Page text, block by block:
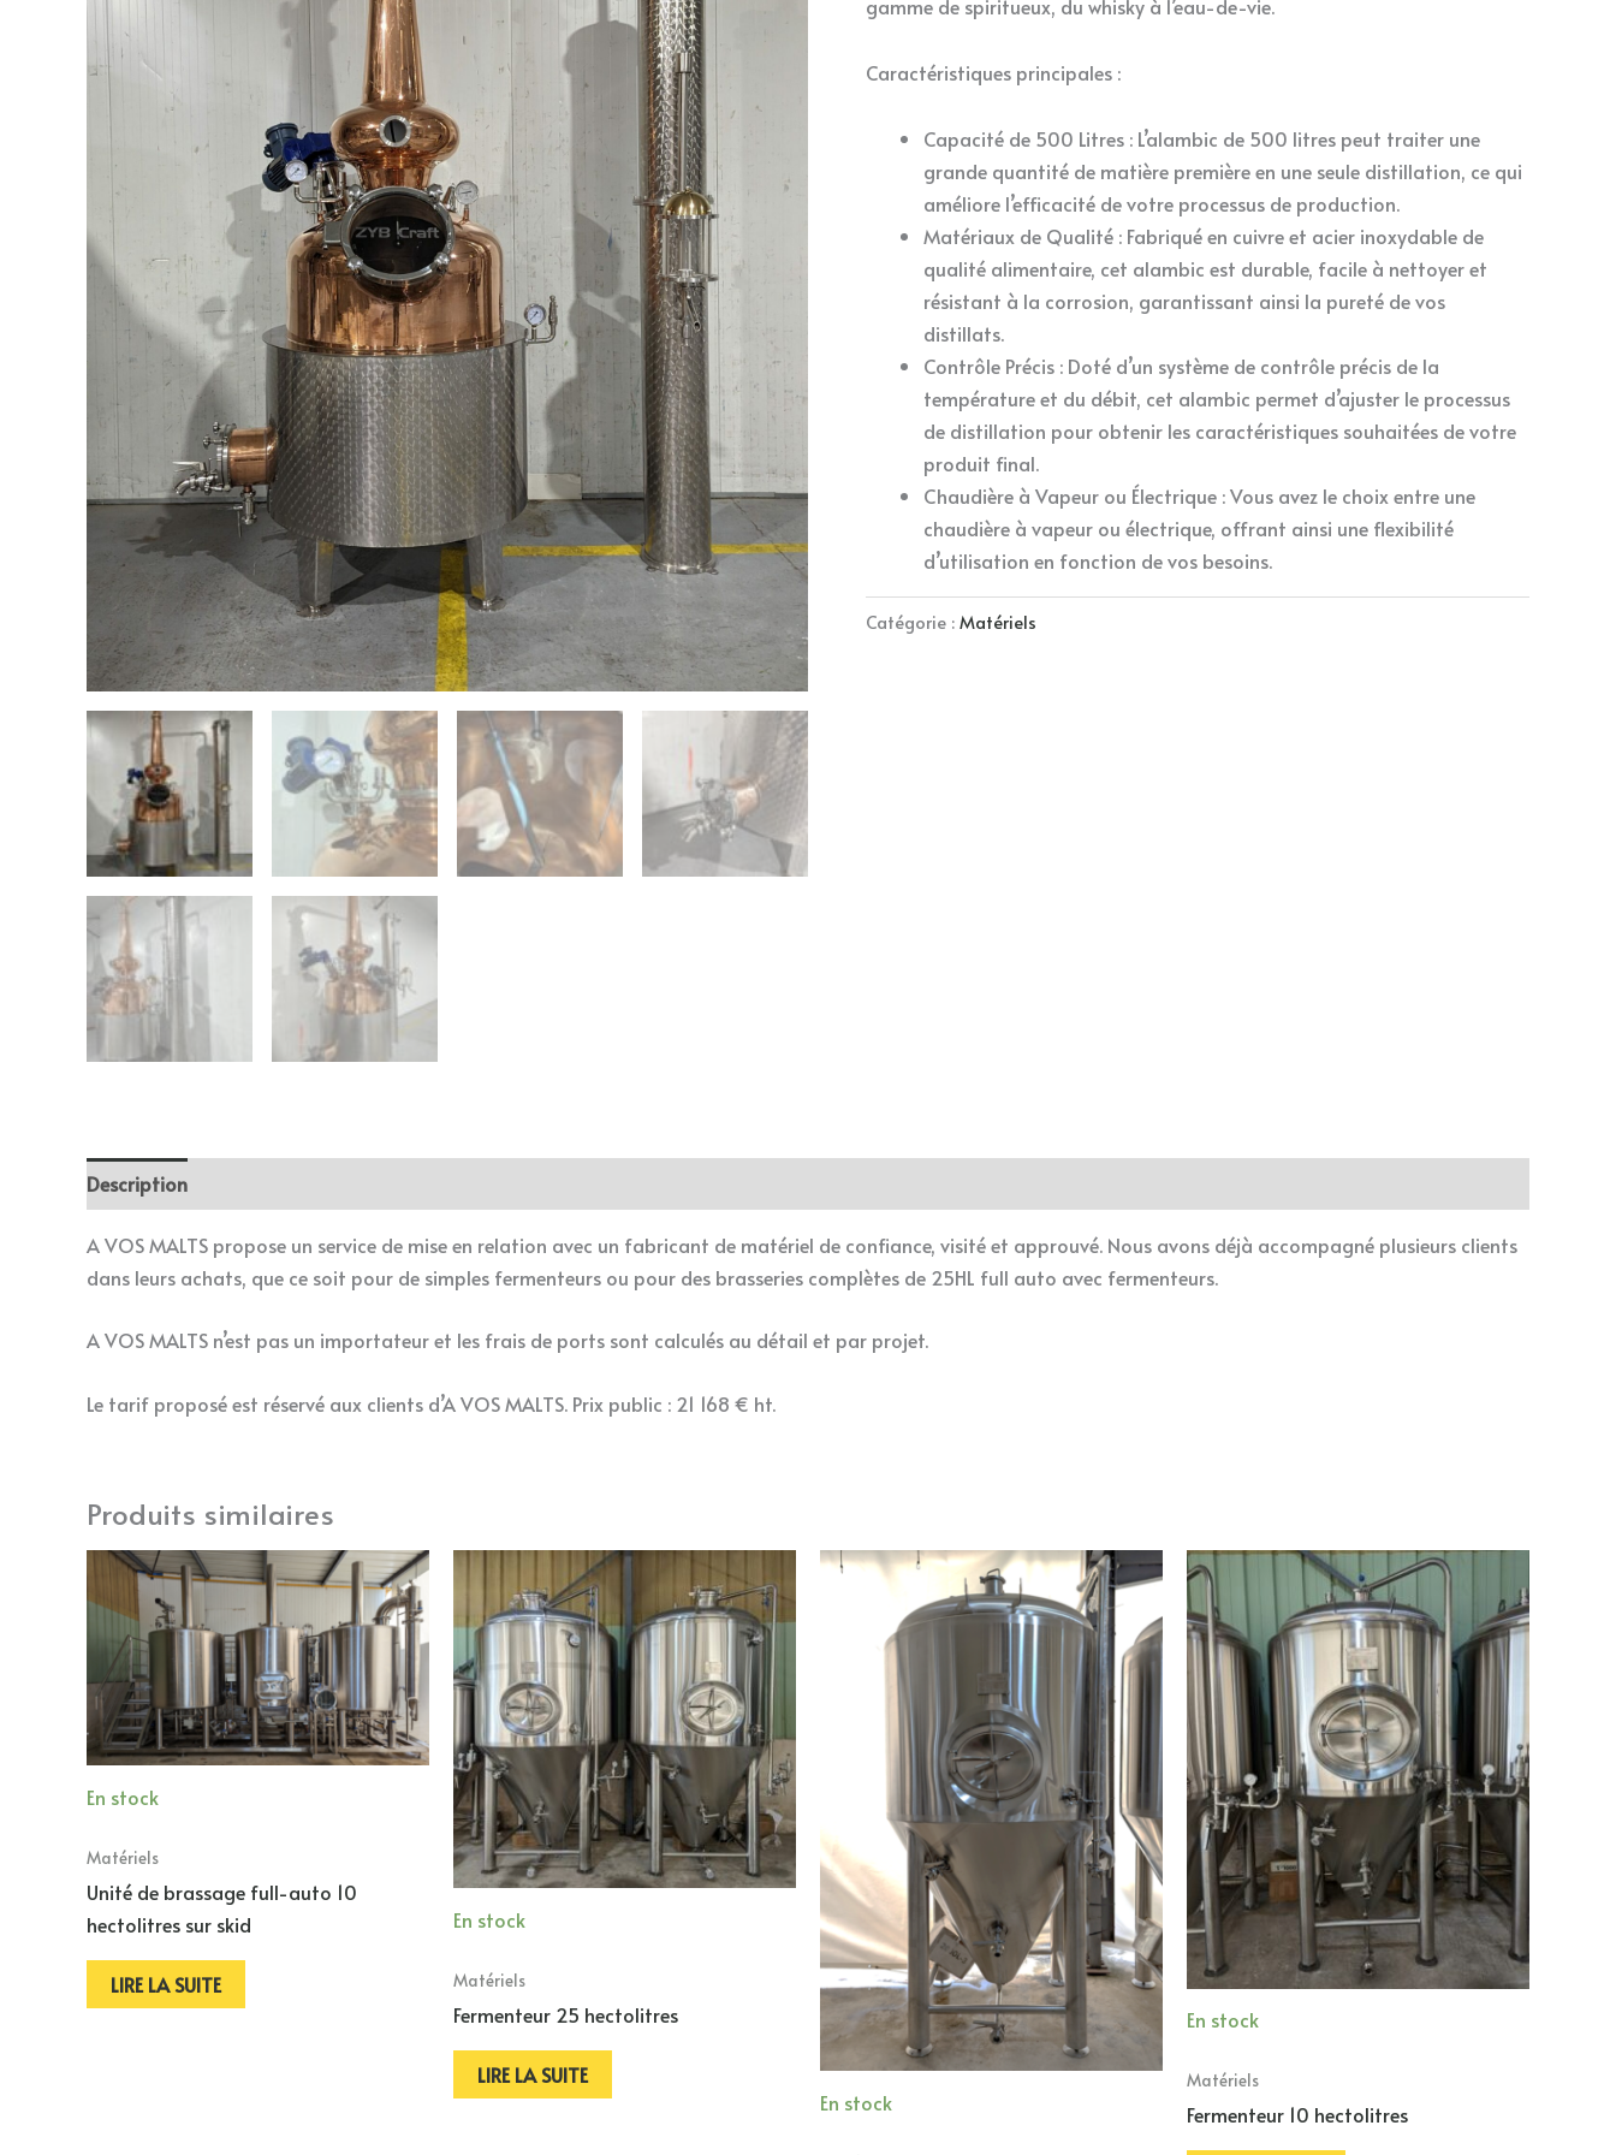
gamme de spiritueux, du whisky à l’eau-de-vie.
Caractéristiques principales :
Capacité de 500 Litres : L’alambic de 500 litres peut traiter une
grande quantité de matière première en une seule distillation, ce qui
améliore l’efficacité de votre processus de production.
Matériaux de Qualité : Fabriqué en cuivre et acier inoxydable de
qualité alimentaire, cet alambic est durable, facile à nettoyer et
résistant à la corrosion, garantissant ainsi la pureté de vos
distillats.
Contrôle Précis : Doté d’un système de contrôle précis de la
température et du débit, cet alambic permet d’ajuster le processus
de distillation pour obtenir les caractéristiques souhaitées de votre
produit final.
Chaudière à Vapeur ou Électrique : Vous avez le choix entre une
chaudière à vapeur ou électrique, offrant ainsi une flexibilité
d’utilisation en fonction de vos besoins.
Catégorie : Matériels
Description
A VOS MALTS propose un service de mise en relation avec un fabricant de matériel de confiance, visité et approuvé. Nous avons déjà accompagné plusieurs clients
dans leurs achats, que ce soit pour de simples fermenteurs ou pour des brasseries complètes de 25HL full auto avec fermenteurs.
A VOS MALTS n’est pas un importateur et les frais de ports sont calculés au détail et par projet.
Le tarif proposé est réservé aux clients d’A VOS MALTS. Prix public : 21 168 € ht.
Produits similaires
En stock
Matériels
Unité de brassage full-auto 10
hectolitres sur skid
LIRE LA SUITE
En stock
Matériels
Fermenteur 25 hectolitres
LIRE LA SUITE
En stock
En stock
Matériels
Fermenteur 10 hectolitres